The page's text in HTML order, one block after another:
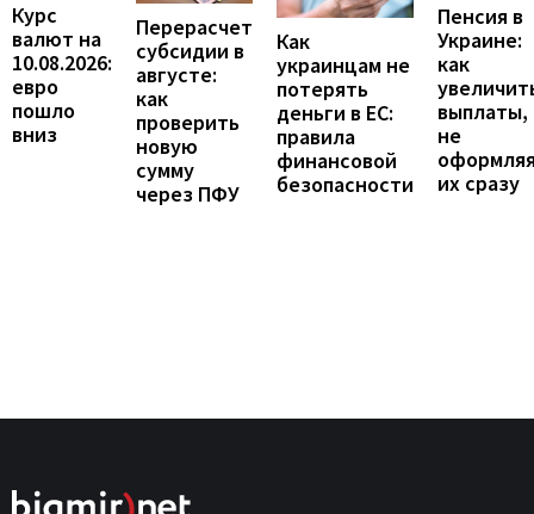
Курс
валют на
10.08.2026:
евро
пошло
вниз
Перерасчет
субсидии в
августе:
как
проверить
новую
сумму
через ПФУ
Как
украинцам не
потерять
деньги в ЕС:
правила
финансовой
безопасности
Пенсия в
Украине:
как
выплаты,
не
их сразу